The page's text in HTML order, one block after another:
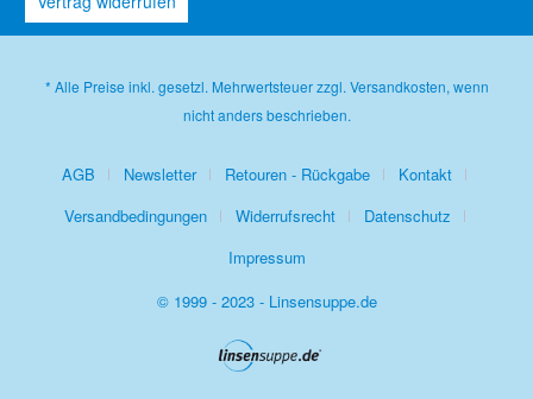
* Alle Preise inkl. gesetzl. Mehrwertsteuer zzgl. Versandkosten, wenn
nicht anders beschrieben.
AGB Newsletter Retouren - Rückgabe
Kontakt
Versandbedingungen
Widerrufsrecht
Datenschutz
Impressum
© 1999 - 2023 - Linsensuppe.de